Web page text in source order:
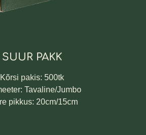
SUUR PAKK
Kõrsi pakis: 500tk
Tavaline/Jumbo
pikkus: 20cm/15cm